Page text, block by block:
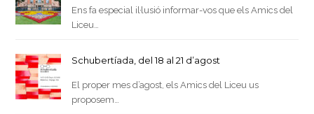
Ens fa especial il·lusió informar-vos que els Amics del
Liceu…
Schubertíada, del 18 al 21 d’agost
El proper mes d’agost, els Amics del Liceu us
proposem…